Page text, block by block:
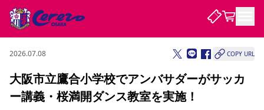
試合・チーム
試合について
観戦する
2026.07.08 COPY URL
大阪市立鷹合小学校でアンバサダーがサッカ
ー講義・桜満開ダンス教室を実施！